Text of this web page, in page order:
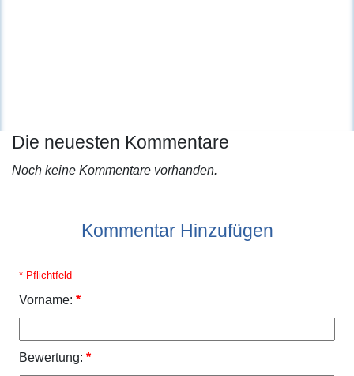
Die neuesten Kommentare
Noch keine Kommentare vorhanden.
Kommentar Hinzufügen
* Pflichtfeld
Vorname: *
Bewertung: *